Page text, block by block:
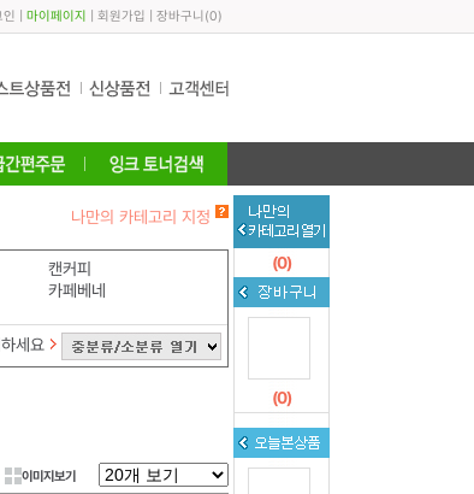
인 마이페이지 회원가입 장바구니 (0)
나만의 카테고리 지정
캔커피
카페베네
세요
이미지보기
(0)
(0)